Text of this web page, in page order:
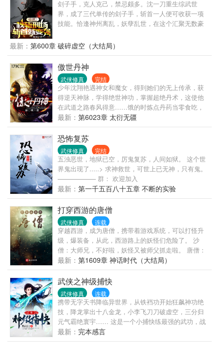
刽子手，克人克己，禁忌颇多。沈一刀重生综武世
界，成了三代单传的刽子手，斩首一人便可收获一项
技能。恰逢神州离乱，妖孽乱世，在这个汇聚无数豪
一日，女真南下，妖仙降世，沈一刀一刀斩出，刀光
闪耀三万里，妖也好，人也罢，一刀之下，灰飞烟
灭！
最新： 第600章 破碎虚空（大结局）
傲世丹神
武侠修真 完结
少年沈翔艳遇神女和魔女，得到她们的无上传承，获
得逆天神脉，学得绝世神功，掌握超绝丹术，这使他
在武道之路春风得意……饿的时炼点丹药当零食吃，
寂寞的时候调戏高高在上的神女，无聊时耍耍那些来
求丹的武道高人，累的时候让身边的娇妻们按摩按
摩……想观看更多的精彩内容，请收藏关注《傲世丹
神》！ 【已经完成过一本300万字的书《通天武
皇》，无断更记录。】 【新书每天保底三更，各种
求……】 【书友群：69031394，欢迎各位进来聊天打
屁】
最新： 第6023章 太衍无疆
恐怖复苏
武侠修真 完结
五浊恶世，地狱已空，厉鬼复苏，人间如狱。 这个世
界鬼出现了.....> 求神救世，可世上已无神，只有鬼。
—————— 群： 欢迎加入
最新： 第一千五百八十五章 不断的实验
打穿西游的唐僧
武侠修真 连载
穿越西游，成为唐僧，携带着游戏系统，可以打怪升
级，爆装备，从此，西游路上的妖怪们危险了。 沙
僧：大师兄，不好啦，妖怪又被师父抓走啦。 唐僧：
你们几个今天给我听好了，不是你们保护为师去西天
取经，而是师父带着你们几个拖后腿的知道吗？没有
你们，为师一个人早就打到，呃，走到西天了……
注：不是纯粹的无脑无敌的爽文。 书友群：
364511861，879594211（二群）
最新： 第1609章 神话时代（大结局）
武侠之神级捕快
武侠修真 连载
携带无字天书降临异世界，从铁裆功开始狂飙神功绝
技，降龙掌出十八金龙，小李飞刀刀破虚空，三分归
元气霸绝寰宇…… 这是一个小捕快练最强的武功，战
最强的敌人，饮最美的美酒，一路高歌猛进，成长为
盖世无敌强者的故事 着有百万字小说，请放心收藏
最新： 完本感言